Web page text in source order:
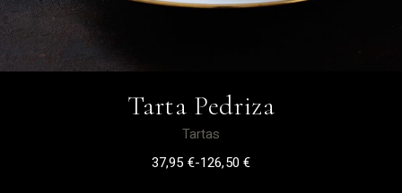
Tarta Pedriza
Tartas
37,95 €-126,50€